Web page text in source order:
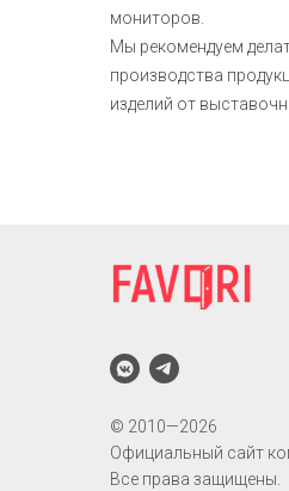
мониторов.
Мы рекомендуем
производства
изделий от
© 2010—2026
Официальный сайт
Все права защищены.